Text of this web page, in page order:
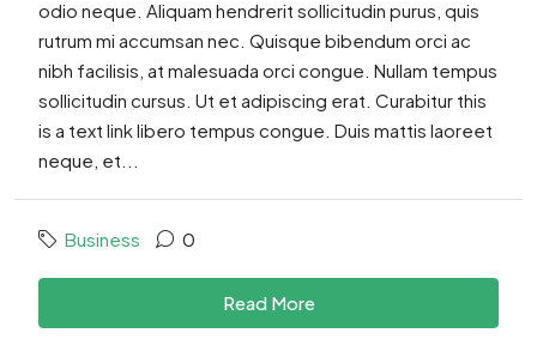
odio neque. Aliquam hendrerit sollicitudin purus, quis
rutrum mi accumsan nec. Quisque bibendum orci ac
nibh facilisis, at malesuada orci congue. Nullam tempus
sollicitudin cursus. Ut et adipiscing erat. Curabitur this
is a text link libero tempus congue. Duis mattis laoreet
neque, et...
Business 0
Read More